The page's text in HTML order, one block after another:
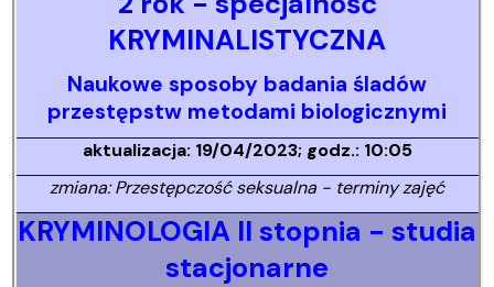
KRYMINALISTYCZNA
Naukowe sposoby badania śladów
przestępstw metodami biologicznymi
aktualizacja: 19/04/2023; godz.: 10:05
zmiana: Przestępczość seksualna - terminy zajęć
KRYMINOLOGIA II stopnia - studia
stacjonarne